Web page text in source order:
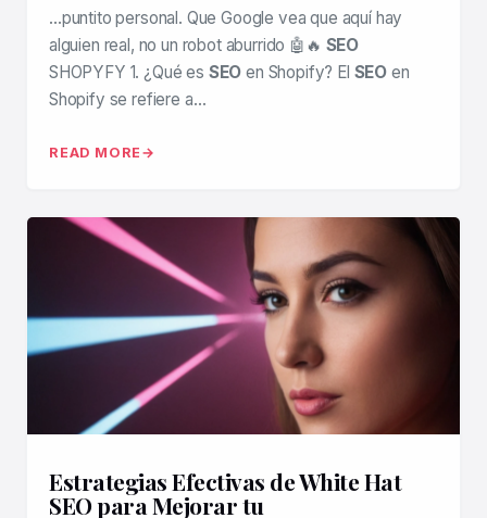
…puntito personal. Que Google vea que aquí hay
alguien real, no un robot aburrido 🤖🔥 SEO
SHOPYFY 1. ¿Qué es SEO en Shopify? El SEO en
Shopify se refiere a…
READ MORE
Estrategias Efectivas de White Hat
SEO para Mejorar tu